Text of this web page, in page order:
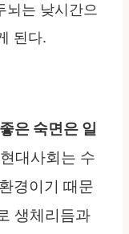
뇌는 낮시간으
된다.
은 숙면은 일
대사회는 수
경이기 때문
생체리듬과